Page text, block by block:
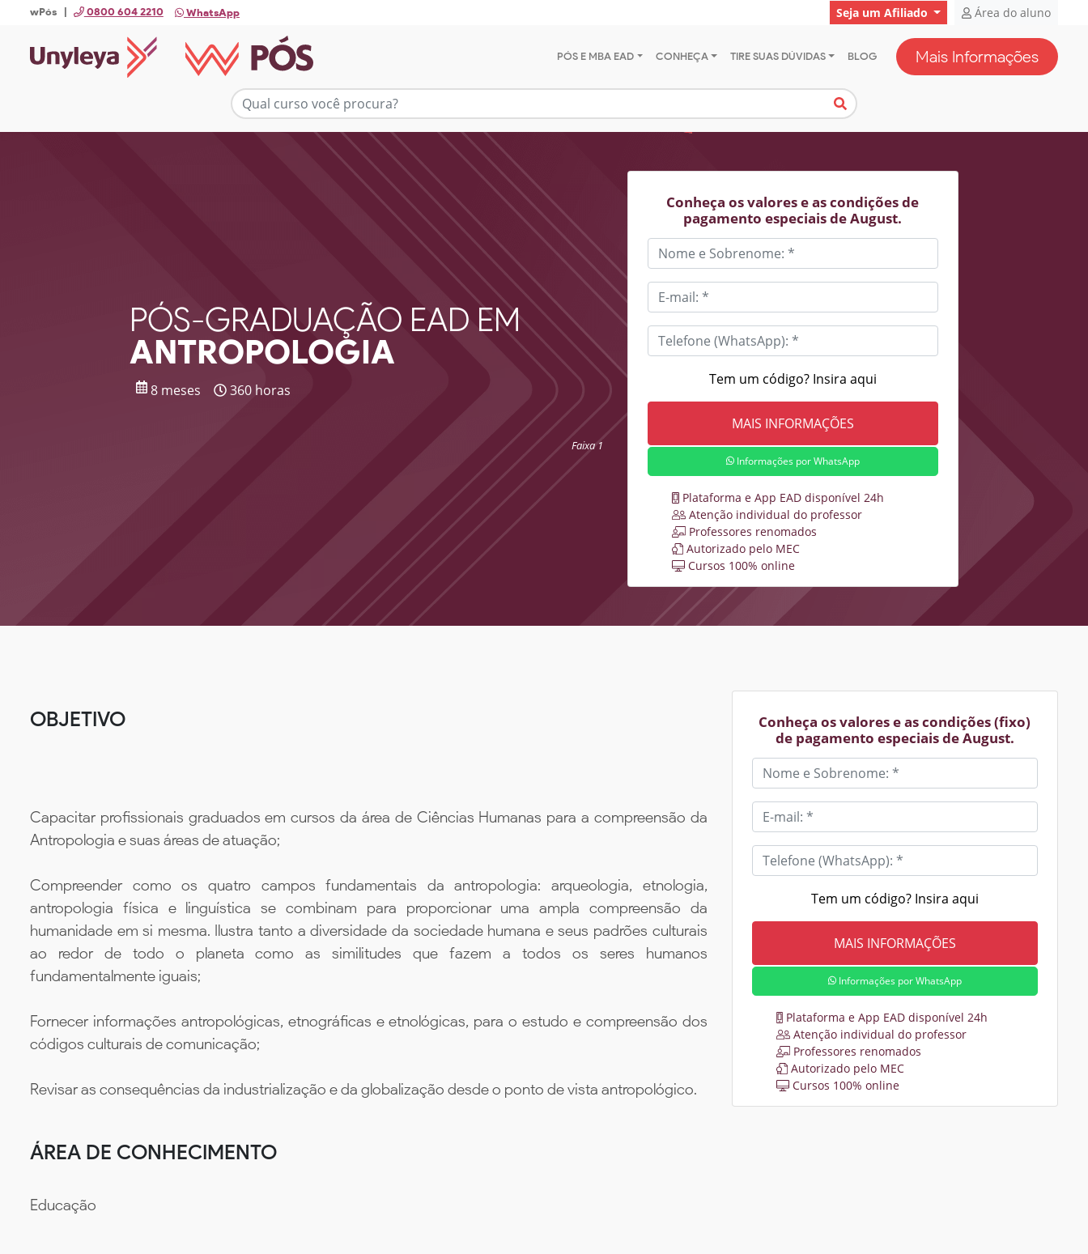
wPós | 0800 604 2210 WhatsApp Seja um Afiliado Área do aluno
PÓS E MBA EAD CONHEÇA TIRE SUAS DÚVIDAS BLOG Mais Informações
PÓS-GRADUAÇÃO EAD EM
ANTROPOLOGIA
8 meses 360 horas
Faixa 1
Conheça os valores e as condições de
pagamento especiais de August.
Tem um código? Insira aqui
Informações por WhatsApp
Plataforma e App EAD disponível 24h
Atenção individual do professor
Professores renomados
Autorizado pelo MEC
Cursos 100% online
OBJETIVO
Capacitar profissionais graduados em cursos da área de Ciências Humanas para a compreensão da
Antropologia e suas áreas de atuação;
Compreender como os quatro campos fundamentais da antropologia: arqueologia, etnologia,
antropologia física e linguística se combinam para proporcionar uma ampla compreensão da
humanidade em si mesma. Ilustra tanto a diversidade da sociedade humana e seus padrões culturais
ao redor de todo o planeta como as similitudes que fazem a todos os seres humanos
fundamentalmente iguais;
Fornecer informações antropológicas, etnográficas e etnológicas, para o estudo e compreensão dos
códigos culturais de comunicação;
Revisar as consequências da industrialização e da globalização desde o ponto de vista antropológico.
ÁREA DE CONHECIMENTO
Educação
Conheça os valores e as condições (fixo)
de pagamento especiais de August.
Tem um código? Insira aqui
Informações por WhatsApp
Plataforma e App EAD disponível 24h
Atenção individual do professor
Professores renomados
Autorizado pelo MEC
Cursos 100% online